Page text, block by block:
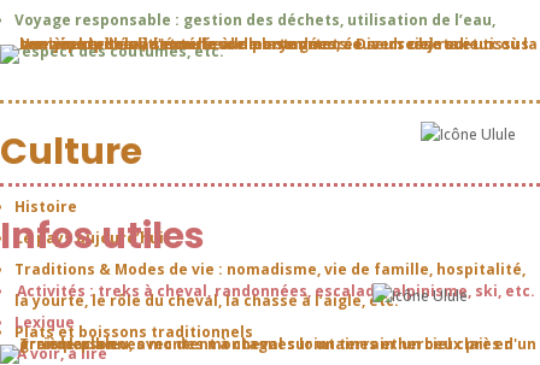
Voyage responsable : gestion des déchets, utilisation de l’eau,
respect des coutumes, etc.
Culture
Histoire
Le pays aujourd’hui
Traditions & Modes de vie : nomadisme, vie de famille, hospitalité,
la yourte, le rôle du cheval, la chasse à l’aigle, etc.
Plats et boissons traditionnels
Infos utiles
Activités : treks à cheval, randonnées, escalade, alpinisme, ski, etc.
Lexique
A voir, à lire